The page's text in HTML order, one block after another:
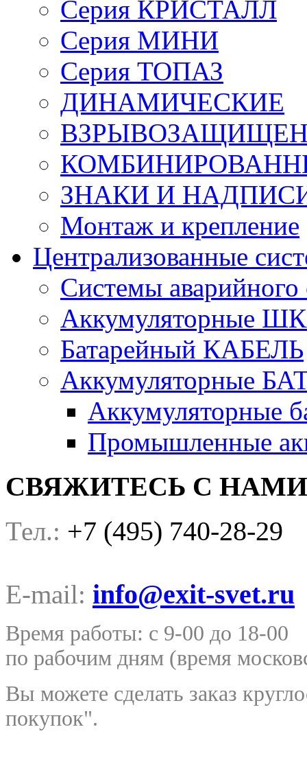
Серия КРИСТАЛЛ
Серия МИНИ
Серия ТОПАЗ
ДИНАМИЧЕСКИЕ
ЗНАКИ И
Монтаж и крепление
Централизованные
Системы
Аккумуляторные
Батарейный КАБЕЛЬ
Аккумуляторные
Аккумуляторные
Промышленные
СВЯЖИТЕСЬ С НАМИ
Тел.: +7 (495) 740-28-29
E-mail: info@exit-svet.ru
Время работы: с 9-00 до 18-00
по рабочим дням (время
Вы можете сделать заказ
покупок".